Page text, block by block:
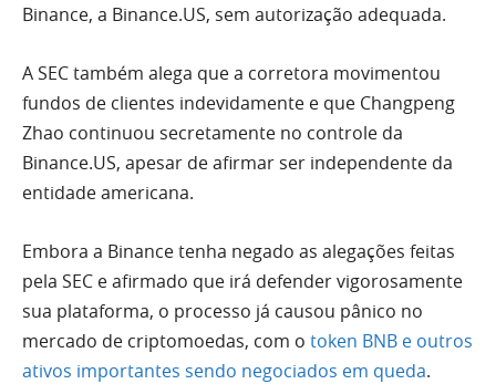
Binance, a Binance.US, sem autorização adequada.
A SEC também alega que a corretora movimentou
fundos de clientes indevidamente e que Changpeng
Zhao continuou secretamente no controle da
Binance.US, apesar de afirmar ser independente da
entidade americana.
Embora a Binance tenha negado as alegações feitas
pela SEC e afirmado que irá defender vigorosamente
sua plataforma, o processo já causou pânico no
mercado de criptomoedas, com o token BNB e outros
ativos importantes sendo negociados em queda.